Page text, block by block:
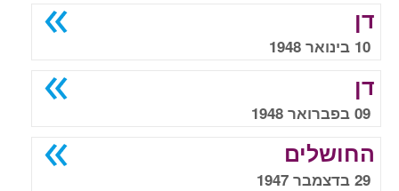
דן
10 בינואר 1948
דן
09 בפברואר 1948
החושלים
29 בדצמבר 1947